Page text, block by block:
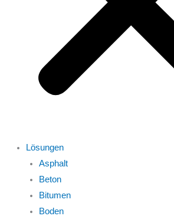
Lösungen
Asphalt
Beton
Bitumen
Boden